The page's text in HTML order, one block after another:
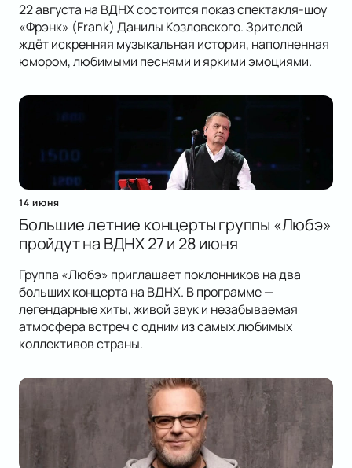
22 августа на ВДНХ состоится показ спектакля-шоу
«Фрэнк» (Frank) Данилы Козловского. Зрителей
ждёт искренняя музыкальная история, наполненная
юмором, любимыми песнями и яркими эмоциями.
14 июня
Большие летние концерты группы «Любэ»
пройдут на ВДНХ 27 и 28 июня
Группа «Любэ» приглашает поклонников на два
больших концерта на ВДНХ. В программе —
легендарные хиты, живой звук и незабываемая
атмосфера встреч с одним из самых любимых
коллективов страны.